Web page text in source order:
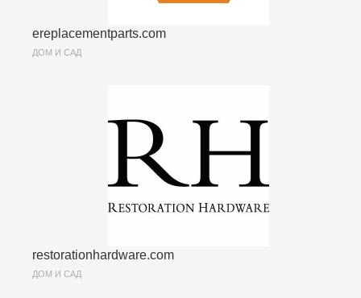
ereplacementparts.com
ДОМ И САД
restorationhardware.com
ДОМ И САД